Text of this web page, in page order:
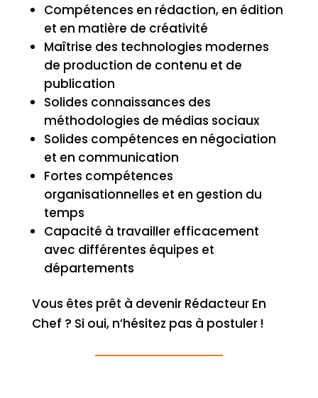
Compétences en rédaction, en édition
et en matière de créativité
Maîtrise des technologies modernes
de production de contenu et de
publication
Solides connaissances des
méthodologies de médias sociaux
Solides compétences en négociation
et en communication
Fortes compétences
organisationnelles et en gestion du
temps
Capacité à travailler efficacement
avec différentes équipes et
départements
Vous êtes prêt à devenir Rédacteur En
Chef ? Si oui, n’hésitez pas à postuler !